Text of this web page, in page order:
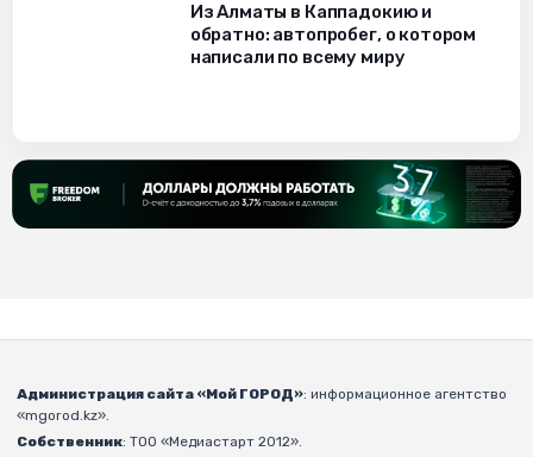
Из Алматы в Каппадокию и
обратно: автопробег, о котором
написали по всему миру
Администрация сайта «Мой ГОРОД»: информационное агентство
«mgorod.kz».
Собственник: ТОО «Медиастарт 2012».